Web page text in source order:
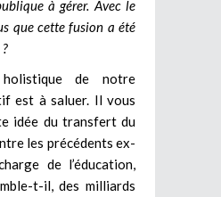
à gérer. Avec le
que cette fusion a été
de notre
est à saluer. Il vous
idée du transfert du
les précédents ex-
de l’éducation,
t-il, des milliards